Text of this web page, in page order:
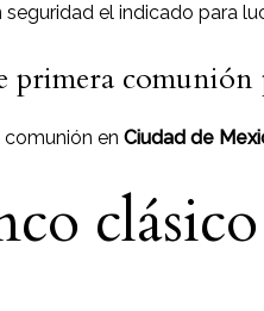
el indicado para
primera comunión
comunión en Ciudad de